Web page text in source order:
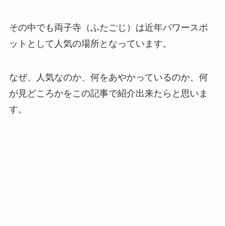
その中でも両子寺（ふたごじ）は近年パワースポ
ットとして人気の場所となっています。
なぜ、人気なのか、何をあやかっているのか、何
が見どころかをこの記事で紹介出来たらと思いま
す。